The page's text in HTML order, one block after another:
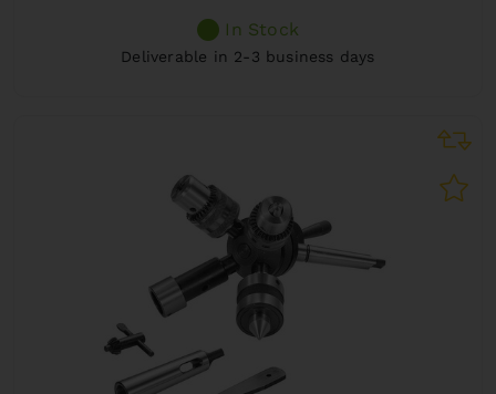
In Stock
Deliverable in 2-3 business days